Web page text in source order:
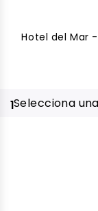
Hotel del Mar
Selecciona
1